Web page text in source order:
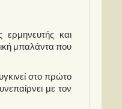
και
μπαλάντα που
στο πρώτο
με τον